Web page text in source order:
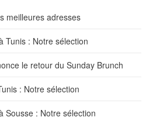
meilleures adresses
Tunis : Notre sélection
le retour du Sunday Brunch
: Notre sélection
Sousse : Notre sélection